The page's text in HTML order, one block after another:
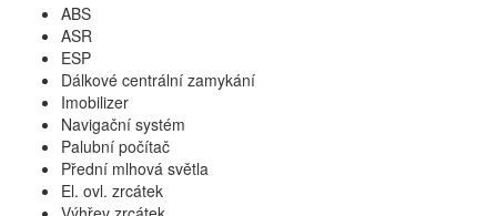
ABS
ASR
ESP
Dálkové centrální zamykání
Imobilizer
Navigační systém
Palubní počítač
Přední mlhová světla
El. ovl. zrcátek